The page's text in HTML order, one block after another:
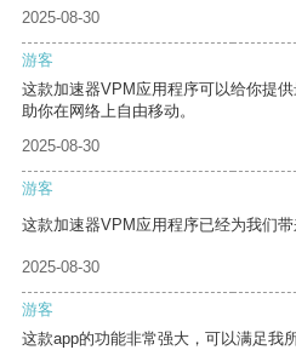
2025-08-30
游客
这款加速器VPM应用程序可以给你提
助你在网络上自由移动。
2025-08-30
游客
这款加速器VPM应用程序已经为我们带
2025-08-30
游客
这款app的功能非常强大，可以满足我